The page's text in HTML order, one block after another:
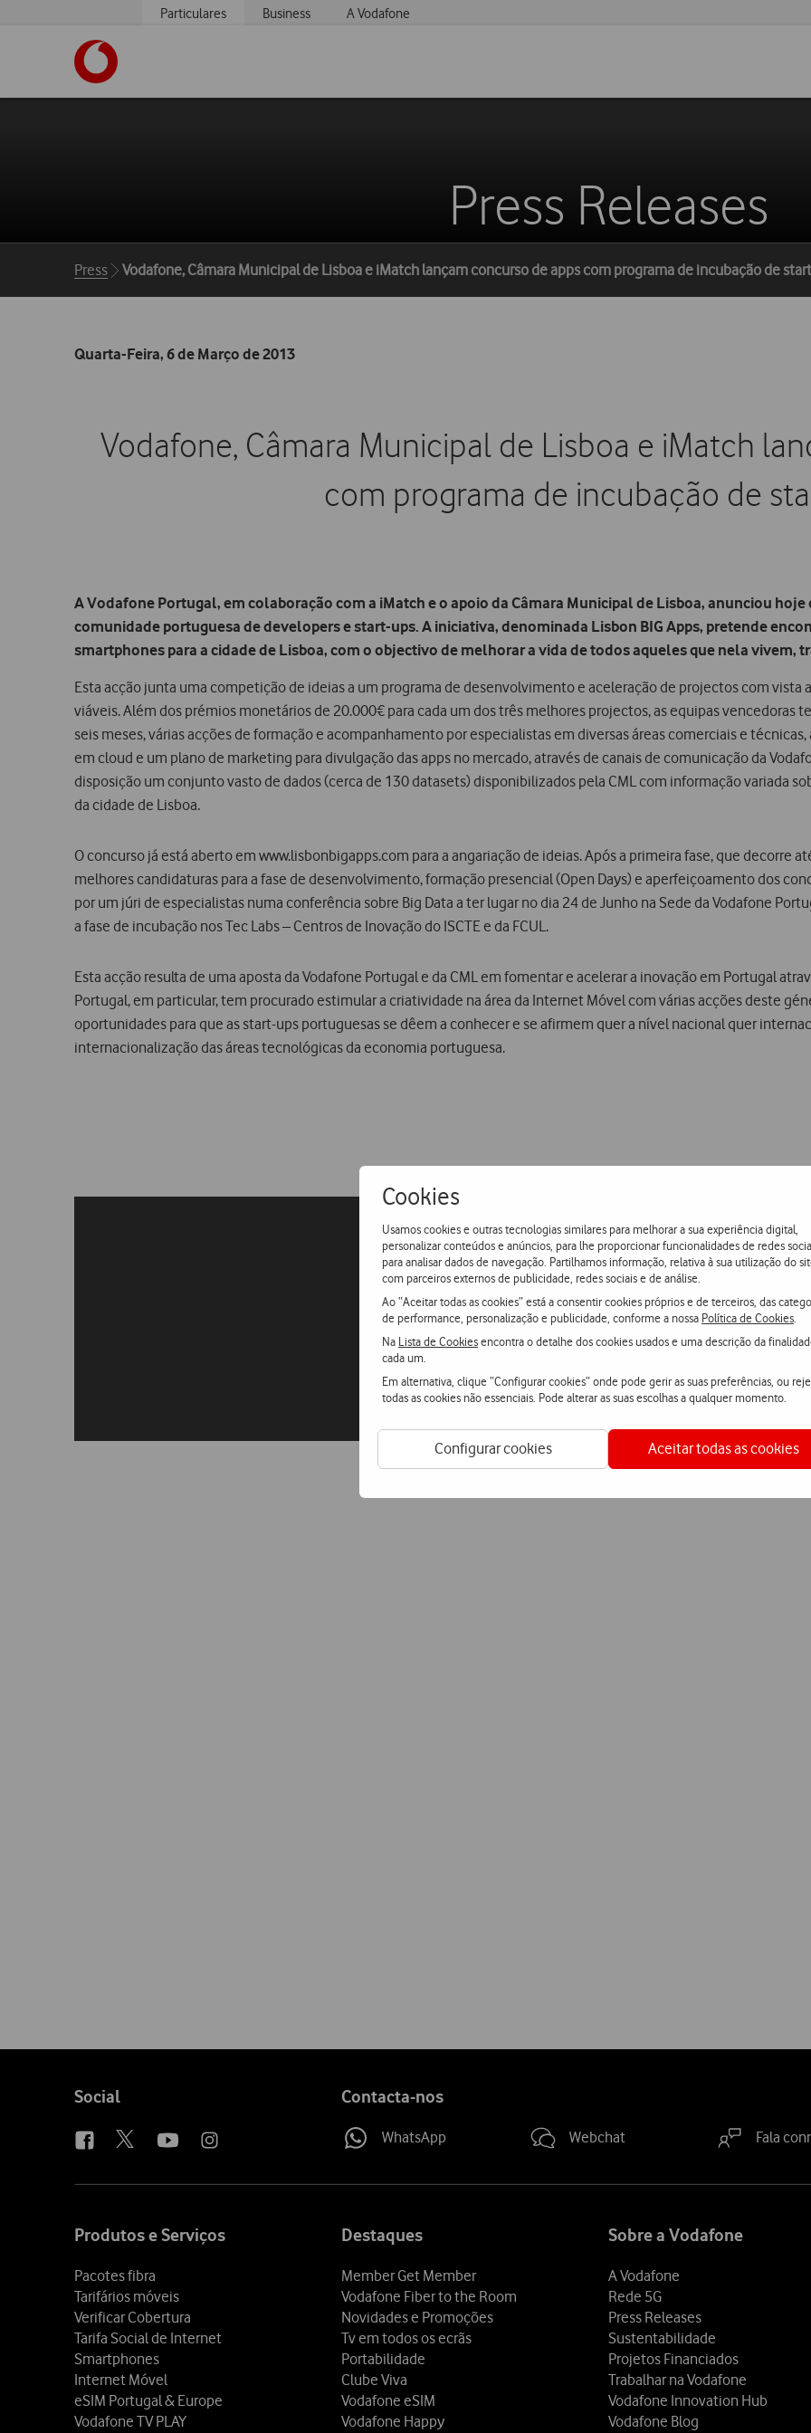
Cookies
Usamos cookies e outras tecnologias similares para melhorar a sua experiência digital,
personalizar conteúdos e anúncios, para lhe proporcionar funcionalidades de redes
para analisar dados de navegação. Partilhamos informação, relativa à sua utilização do
com parceiros externos de publicidade, redes sociais e de análise.
Ao “Aceitar todas as cookies” está a consentir cookies próprios e de terceiros, das
de performance, personalização e publicidade, conforme a nossa Política de Cookies
Na Lista de Cookiesencontra o detalhe dos cookies usados e uma descrição da
cada um.
Em alternativa, clique “Configurar cookies” onde pode gerir as suas preferências, ou
todas as cookies não essenciais. Pode alterar as suas escolhas a qualquer momento.
Configurar cookies Aceitar todas as cookies
Particulares Business A Vodafone
Press Releases
Breadcrumbs
Press Vodafone, Câmara Municipal de Lisboa e iMatch lançam concurso de apps com programa de incubação de
Quarta-Feira, 6 de Março de 2013
Vodafone, Câmara Municipal de Lisboa e iMatch
com programa de incubação de
A Vodafone Portugal, em colaboração com a iMatch e o apoio da Câmara Municipal de Lisboa, anunciou
comunidade portuguesa de developers e start-ups. A iniciativa, denominada Lisbon BIG Apps, pretende
smartphones para a cidade de Lisboa, com o objectivo de melhorar a vida de todos aqueles que nela vivem,
Esta acção junta uma competição de ideias a um programa de desenvolvimento e aceleração de projectos com
viáveis. Além dos prémios monetários de 20.000€ para cada um dos três melhores projectos, as equipas vencedoras
seis meses, várias acções de formação e acompanhamento por especialistas em diversas áreas comerciais e
em cloud e um plano de marketing para divulgação das apps no mercado, através de canais de comunicação da
disposição um conjunto vasto de dados (cerca de 130 datasets) disponibilizados pela CML com informação variada
da cidade de Lisboa.
O concurso já está aberto em www.lisbonbigapps.com para a angariação de ideias. Após a primeira fase, que decorre
melhores candidaturas para a fase de desenvolvimento, formação presencial (Open Days) e aperfeiçoamento dos
por um júri de especialistas numa conferência sobre Big Data a ter lugar no dia 24 de Junho na Sede da Vodafone
a fase de incubação nos Tec Labs – Centros de Inovação do ISCTE e da FCUL.
Esta acção resulta de uma aposta da Vodafone Portugal e da CML em fomentar e acelerar a inovação em Portugal
Portugal, em particular, tem procurado estimular a criatividade na área da Internet Móvel com várias acções deste
oportunidades para que as start-ups portuguesas se dêem a conhecer e se afirmem quer a nível nacional quer
internacionalização das áreas tecnológicas da economia portuguesa.
Follow
Social Contacta-nos
WhatsApp Webchat Fala
Produtos e Serviços
Pacotes fibra
Tarifários móveis
Verificar Cobertura
Tarifa Social de Internet
Smartphones
Internet Móvel
eSIM Portugal & Europe
Vodafone TV PLAY
Destaques
Member Get Member
Vodafone Fiber to the Room
Novidades e Promoções
Tv em todos os ecrãs
Portabilidade
Clube Viva
Vodafone eSIM
Vodafone Happy
Sobre a Vodafone
A Vodafone
Rede 5G
Press Releases
Sustentabilidade
Projetos Financiados
Trabalhar na Vodafone
Vodafone Innovation Hub
Vodafone Blog